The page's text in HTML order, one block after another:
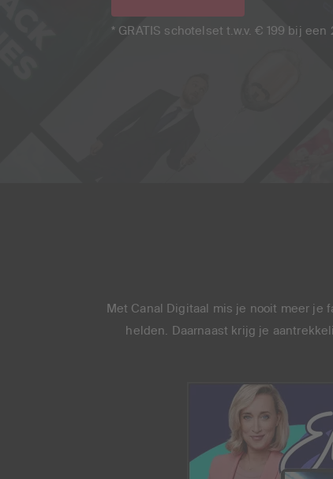
* GRATIS schotelset t.w.v. € 199 bij
Met Canal Digitaal mis je nooit meer je
helden. Daarnaast krijg je